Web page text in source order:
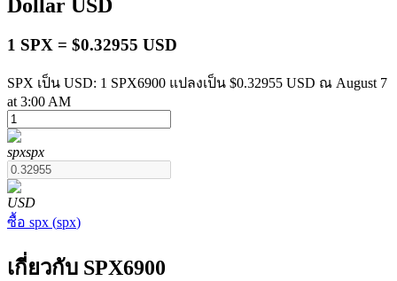
ฟิวเจอร์สที่ใช้ USDT เป็นหลักประกัน
Dollar USD
1 SPX = $0.32955 USD
SPX เป็น USD: 1 SPX6900 แปลงเป็น $0.32955 USD ณ August 7
at 3:00 AM
spxspx
USD
ซื้อ spx (spx)
เกี่ยวกับ SPX6900